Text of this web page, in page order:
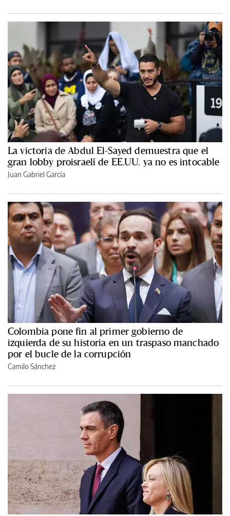
La victoria de Abdul El-Sayed demuestra que el
gran lobby proisraelí de EE.UU. ya no es intocable
Juan Gabriel García
Colombia pone fin al primer gobierno de
izquierda de su historia en un traspaso manchado
por el bucle de la corrupción
Camilo Sánchez